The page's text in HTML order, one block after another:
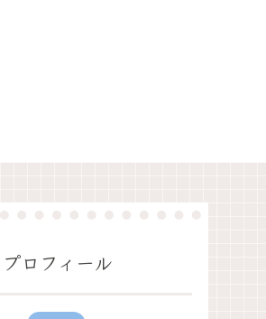
プロフィール